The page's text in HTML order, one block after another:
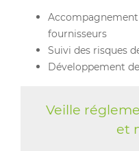
fournisseurs
Suivi des risques
Développement
Veille
et